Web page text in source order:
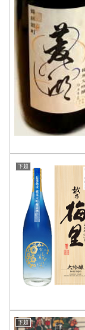
下越
下越